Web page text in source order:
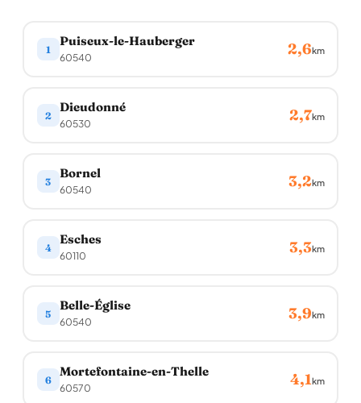
1
Puiseux-le-Hauberger
60540 2,6km
2
Dieudonné
60530 2,7km
3
Bornel
60540 3,2km
4
Esches
60110 3,3km
5
Belle-Église
60540 3,9km
6
Mortefontaine-en-Thelle
60570 4,1km